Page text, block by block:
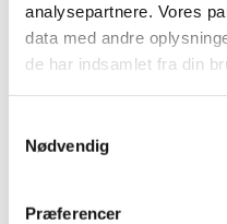
analysepartnere. Vores
data med andre
de har indsamlet fra din
Nødvendig
Præferencer
Du vil måske